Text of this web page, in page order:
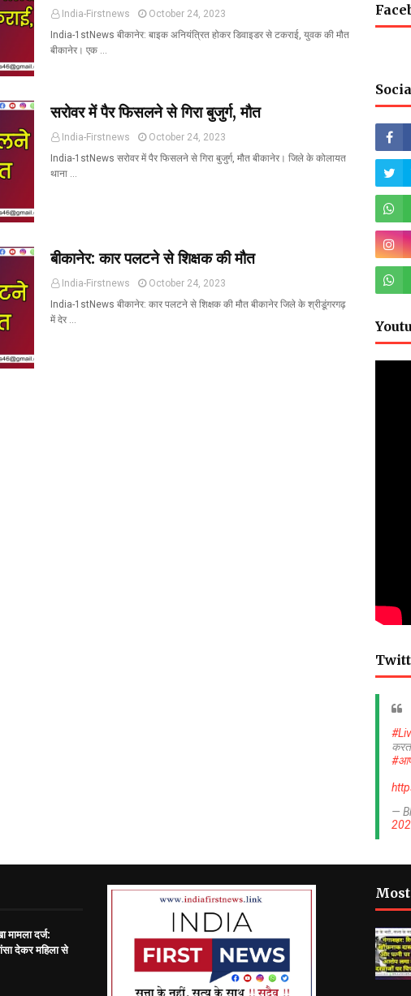
India-Firstnews
October 24, 2023
India-1stNews बीकानेर: बाइक अनियंत्रित होकर डिवाइडर से टकराई, युवक की मौत
बीकानेर। एक …
सरोवर में पैर फिसलने से गिरा बुजुर्ग, मौत
India-Firstnews
October 24, 2023
India-1stNews सरोवर में पैर फिसलने से गिरा बुजुर्ग, मौत बीकानेर। जिले के कोलायत
थाना …
बीकानेर: कार पलटने से शिक्षक की मौत
India-Firstnews
October 24, 2023
India-1stNews बीकानेर: कार पलटने से शिक्षक की मौत बीकानेर जिले के श्रीडूंगरगढ़
में देर …
—
मामला दर्ज:
देकर महिला से